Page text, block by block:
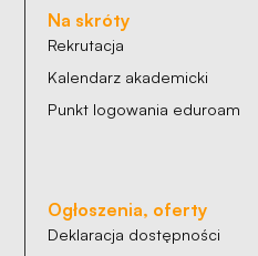
Na skróty
Rekrutacja
Kalendarz akademicki
Punkt logowania eduroam
Ogłoszenia, oferty
Deklaracja dostępności